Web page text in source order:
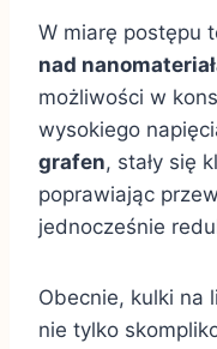
W miarę postępu
nad
możliwości w
wysokiego
grafen, stały się
poprawiając
jednocześnie
Obecnie, kulki na
nie tylko